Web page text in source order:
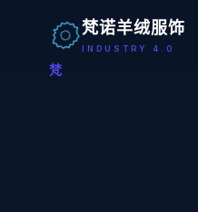
梵
梵诺羊绒服饰
INDUSTRY 4.0